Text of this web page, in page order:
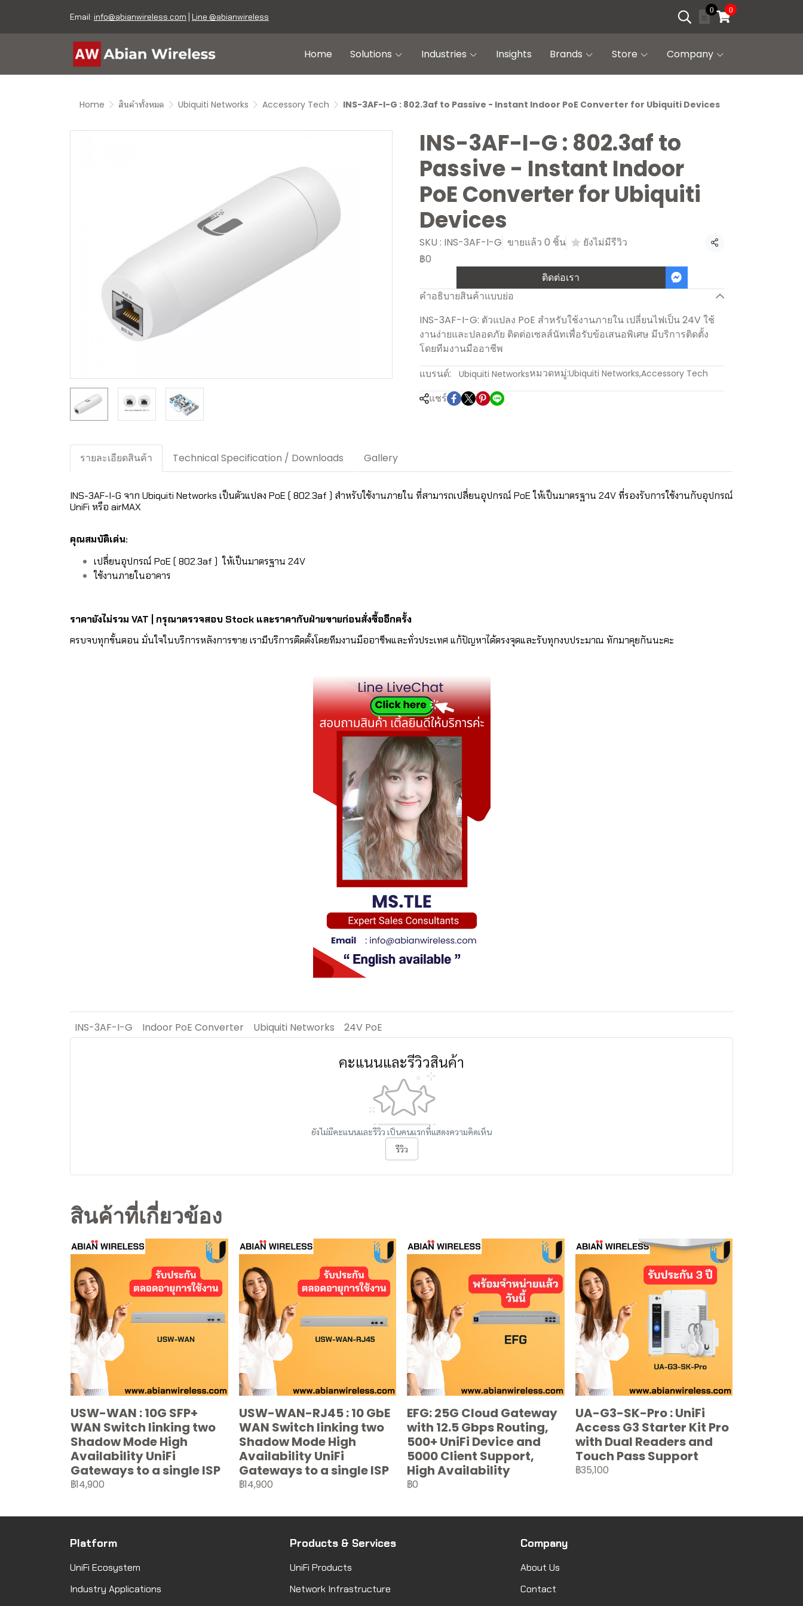
Email: info@abianwireless.com Line @abianwireless
0 0
Home Solutions Industries Insights Brands Store Company
Home สินค้าทั้งหมด Ubiquiti Networks Accessory Tech INS-3AF-I-G : 802.3af to Passive - Instant Indoor PoE Converter for Ubiquiti Devices
INS-3AF-I-G : 802.3af to
Passive - Instant Indoor
PoE Converter for Ubiquiti
Devices
SKU : INS-3AF-I-G ขายแล้ว 0 ชิ้น ยังไม่มีรีวิว
แชร์
฿0
ติดต่อเรา
คำอธิบายสินค้าแบบย่อ
INS-3AF-I-G: ตัวแปลง PoE สำหรับใช้งานภายใน เปลี่ยนไฟเป็น 24V ใช้
งานง่ายและปลอดภัย ติดต่อเซลส์นัทเพื่อรับข้อเสนอพิเศษ มีบริการติดตั้ง
โดยทีมงานมืออาชีพ
แบรนด์:
Ubiquiti Networksหมวดหมู่:Ubiquiti Networks,Accessory Tech
แชร์
รายละเอียดสินค้า Technical Specification / Downloads Gallery
INS-3AF-I-G จาก Ubiquiti Networks เป็นตัวแปลง PoE ( 802.3af ) สำหรับใช้งานภายใน ที่สามารถเปลี่ยนอุปกรณ์ PoE ให้เป็นมาตรฐาน 24V ที่รองรับการใช้งานกับอุปกรณ์
UniFi หรือ airMAX
คุณสมบัติเด่น:
เปลี่ยนอุปกรณ์ PoE ( 802.3af ) ให้เป็นมาตรฐาน 24V
ใช้งานภายในอาคาร
ราคายังไม่รวม VAT | กรุณาตรวจสอบ Stock และราคากับฝ่ายขายก่อนสั่งซื้ออีกครั้ง
ครบจบทุกขั้นตอน มั่นใจในบริการหลังการขาย เรามีบริการติดตั้งโดยทีมงานมืออาชีพและทั่วประเทศ แก้ปัญหาได้ตรงจุดและรับทุกงบประมาณ ทักมาคุยกันนะคะ
INS-3AF-I-G Indoor PoE Converter Ubiquiti Networks 24V PoE
คะแนนและรีวิวสินค้า
ยังไม่มีคะแนนและรีวิว เป็นคนแรกที่แสดงความคิดเห็น
รีวิว
สินค้าที่เกี่ยวข้อง
USW-WAN : 10G SFP+
WAN Switch linking two
Shadow Mode High
Availability UniFi
Gateways to a single ISP
฿14,900
USW-WAN-RJ45 : 10 GbE
WAN Switch linking two
Shadow Mode High
Availability UniFi
Gateways to a single ISP
฿14,900
EFG: 25G Cloud Gateway
with 12.5 Gbps Routing,
500+ UniFi Device and
5000 Client Support,
High Availability
฿0
UA-G3-SK-Pro : UniFi
Access G3 Starter Kit Pro
with Dual Readers and
Touch Pass Support
฿35,100
Platform
UniFi Ecosystem
Industry Applications
Products & Services
UniFi Products
Network Infrastructure
Company
About Us
Contact